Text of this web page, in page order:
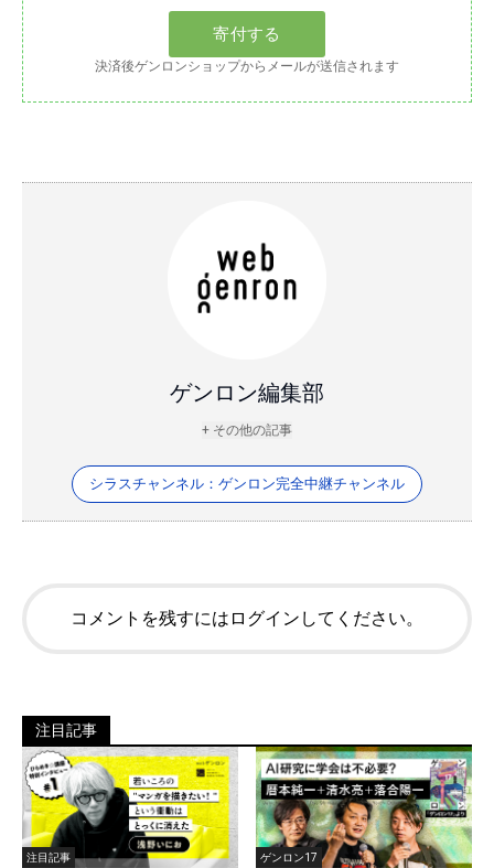
決済後ゲンロンショップからメールが送信されます
ゲンロン編集部
+ その他の記事
シラスチャンネル：ゲンロン完全中継チャンネル
コメントを残すにはログインしてください。
注目記事
注目記事 ゲンロン17